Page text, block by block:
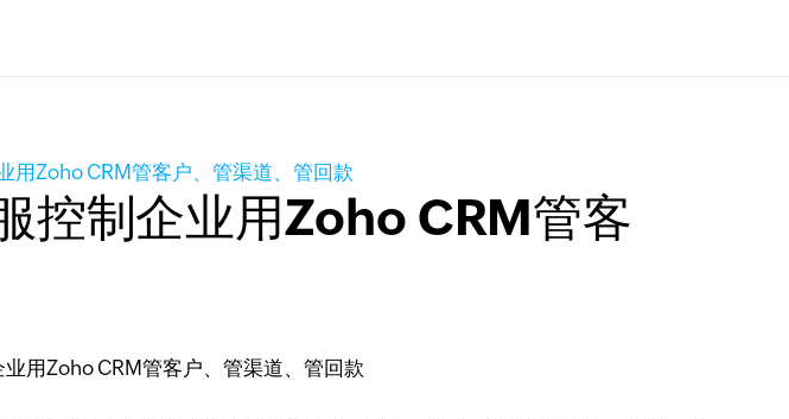
用Zoho CRM管客户、管渠道、管回款
控制企业用Zoho CRM管客